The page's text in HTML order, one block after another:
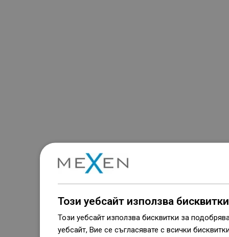
Този уебсайт използва бисквитки
Този уебсайт използва бисквитки за
уебсайт, Вие се съгласявате с всички